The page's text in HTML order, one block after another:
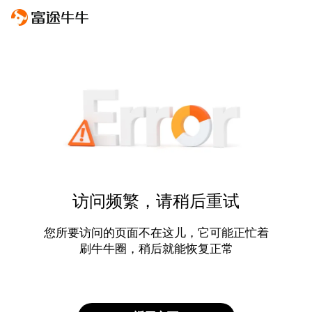
访问频繁，请稍后重试
您所要访问的页面不在这儿，它可能正忙着
刷牛牛圈，稍后就能恢复正常